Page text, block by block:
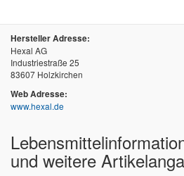
Hersteller Adresse:
Hexal AG
Industriestraße 25
83607 Holzkirchen
Web Adresse:
www.hexal.de
und weitere